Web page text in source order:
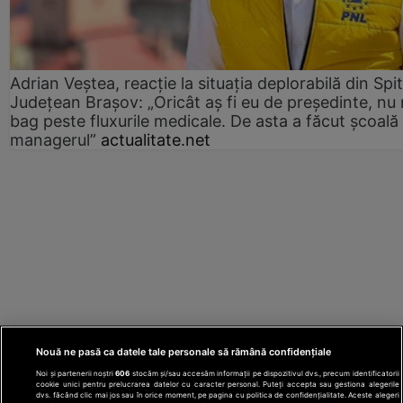
Adrian Veștea, reacție la situația deplorabilă din
Județean Brașov: „Oricât aș fi eu de președinte, nu
bag peste fluxurile medicale. De asta a făcut școală
managerul” actualitate.net
Nouă ne pasă ca datele tale personale să rămână confidențiale
Noi și partenerii noștri606 stocăm și/sau accesăm informații pe dispozitivul dvs., precum identificatorii
cookie unici pentru prelucrarea datelor cu caracter personal. Puteți accepta sau gestiona alegerile
dvs. făcând clic mai jos sau în orice moment, pe pagina cu politica de confidențialitate. Aceste alegeri